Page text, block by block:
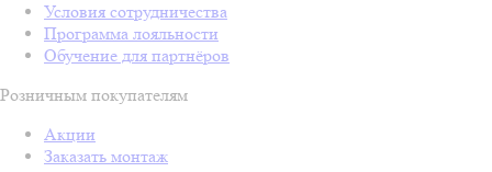
Условия сотрудничества
Программа лояльности
Обучение для партнёров
Розничным покупателям
Акции
Заказать монтаж